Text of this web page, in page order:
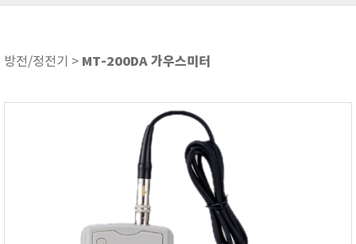
ATAGO
Bellingham+Stanley
Delta-OHM
방전/정전기 > MT-200DA 가우스미터